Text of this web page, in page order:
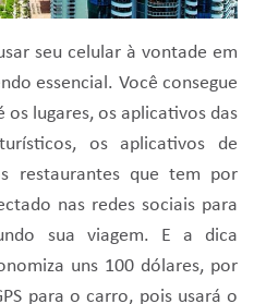
seu celular à vontade em
essencial. Você consegue
os lugares, os aplicativos das
os aplicativos de
restaurantes que tem por
nas redes sociais para
sua viagem. E a dica
uns 100 dólares, por
para o carro, pois usará o